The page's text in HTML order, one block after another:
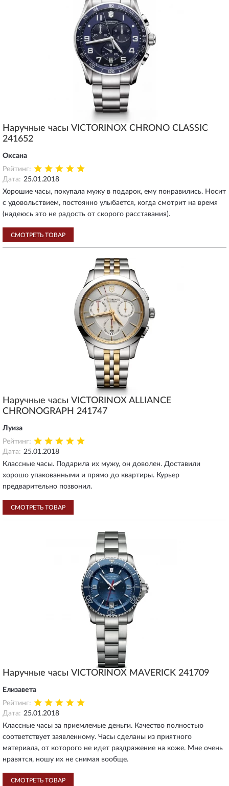
Наручные часы VICTORINOX CHRONO CLASSIC
241652
Оксана
Рейтинг:
Дата: 25.01.2018
Хорошие часы, покупала мужу в подарок, ему понравились. Носит
с удовольствием, постоянно улыбается, когда смотрит на время
(надеюсь это не радость от скорого расставания).
СМОТРЕТЬ ТОВАР
Наручные часы VICTORINOX ALLIANCE
CHRONOGRAPH 241747
Луиза
Рейтинг:
Дата: 25.01.2018
Классные часы. Подарила их мужу, он доволен. Доставили
хорошо упакованными и прямо до квартиры. Курьер
предварительно позвонил.
СМОТРЕТЬ ТОВАР
Наручные часы VICTORINOX MAVERICK 241709
Елизавета
Рейтинг:
Дата: 25.01.2018
Классные часы за приемлемые деньги. Качество полностью
соответствует заявленному. Часы сделаны из приятного
материала, от которого не идет раздражение на коже. Мне очень
нравятся, ношу их не снимая вообще.
СМОТРЕТЬ ТОВАР